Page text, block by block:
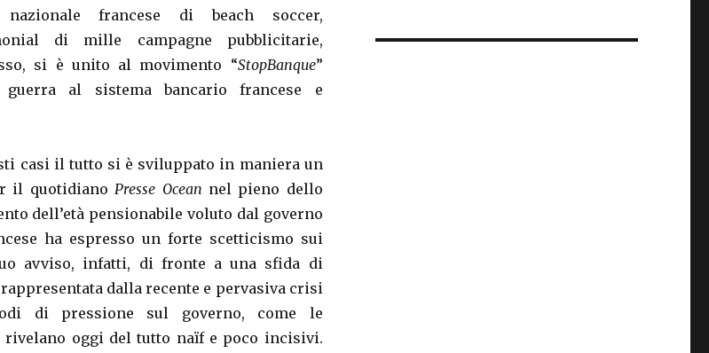
nazionale francese di beach soccer,
di mille campagne pubblicitarie,
si è unito al movimento “StopBanque”
guerra al sistema bancario francese e
casi il tutto si è sviluppato in maniera un
il quotidianoPresse Ocean nel pieno dello
dell’età pensionabile voluto dal governo
ha espresso un forte scetticismo sui
avviso, infatti, di fronte a una sfida di
dalla recente e pervasiva crisi
di pressione sul governo, come le
oggi del tutto naïf e poco incisivi.